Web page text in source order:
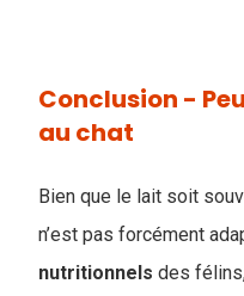
Conclusion -
au chat
Bien que le lait soit
n’est pas forcément
nutritionnels des